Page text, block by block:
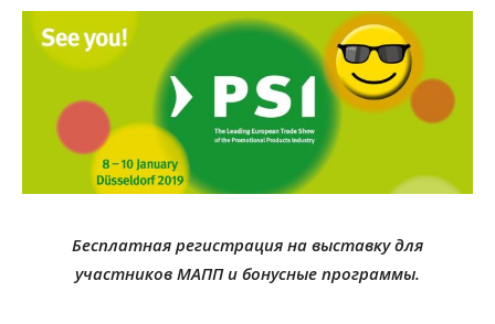
Бесплатная регистрация на выставку для
участников МАПП и бонусные программы.